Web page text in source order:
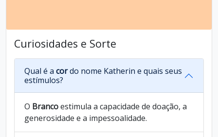
Curiosidades e Sorte
Qual é a cordo nome Katherin e quais seus
estímulos?
O Brancoestimula a capacidade de doação, a
generosidade e a impessoalidade.